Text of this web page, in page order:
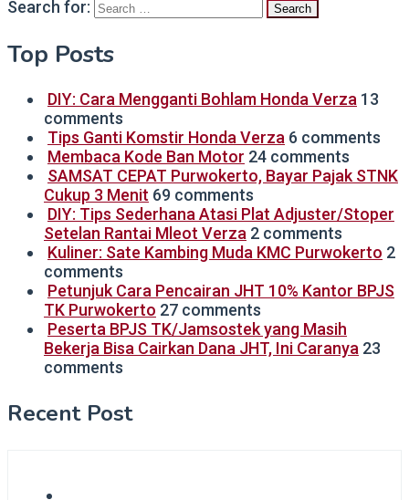
Search for:
Top Posts
DIY: Cara Mengganti Bohlam Honda Verza 13
comments
Tips Ganti Komstir Honda Verza 6 comments
Membaca Kode Ban Motor 24 comments
SAMSAT CEPAT Purwokerto, Bayar Pajak STNK
Cukup 3 Menit 69 comments
DIY: Tips Sederhana Atasi Plat Adjuster/Stoper
Setelan Rantai Mleot Verza 2 comments
Kuliner: Sate Kambing Muda KMC Purwokerto 2
comments
Petunjuk Cara Pencairan JHT 10% Kantor BPJS
TK Purwokerto 27 comments
Peserta BPJS TK/Jamsostek yang Masih
Bekerja Bisa Cairkan Dana JHT, Ini Caranya 23
comments
Recent Post